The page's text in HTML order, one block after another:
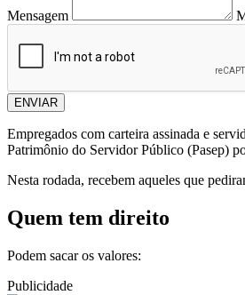
Mensagem
ENVIAR
Empregados com carteira assinada e
Patrimônio do Servidor Público (Pasep)
Nesta rodada, recebem aqueles que
Quem tem direito
Podem sacar os valores:
Publicidade